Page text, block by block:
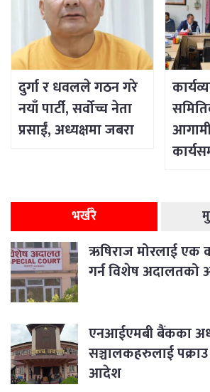
दुर्गा र धवलले गठन गरे
नयाँ पार्टी, सर्वोच्च नेता
प्रसाईं, अध्यक्षमा जबरा
भर्खरै
ऋषिराज मोरलाई एक
गर्न विशेष
एनआईएमबी बैंकका
सञ्चालकहरुलाई पक्राउ
आदेश